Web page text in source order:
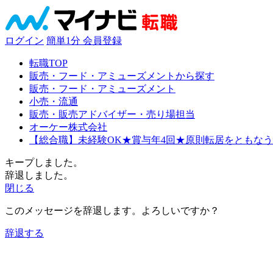
ログイン 簡単1分 会員登録
転職TOP
販売・フード・アミューズメントから探す
販売・フード・アミューズメント
小売・流通
販売・販売アドバイザー・売り場担当
オーケー株式会社
【総合職】未経験OK★賞与年4回★原則転居をともな
キープしました。
辞退しました。
閉じる
このメッセージを辞退します。よろしいですか？
辞退する